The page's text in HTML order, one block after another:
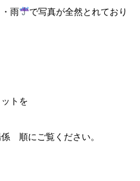
雨
で写真が全然とれており
トを
順にご覧ください。